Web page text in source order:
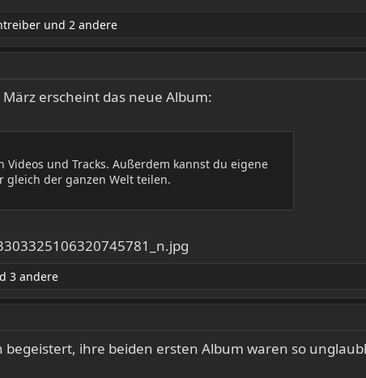
und 2 andere
erscheint das neue Album:
und Tracks. Außerdem kannst du eigene
der ganzen Welt teilen.
3 andere
begeistert, ihre beiden ersten Album waren so